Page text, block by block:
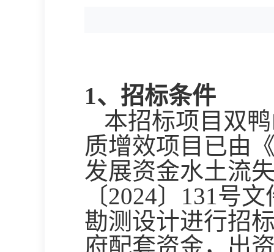
1、招标条件
本招标项目 双
质增效项目 已由
发展资金水土流
〔2024〕131号
勘测设计进行招
府配套资金，出